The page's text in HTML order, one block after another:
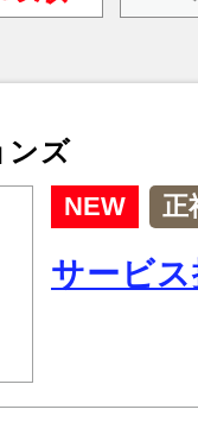
ンズ
NEW 正
サービ